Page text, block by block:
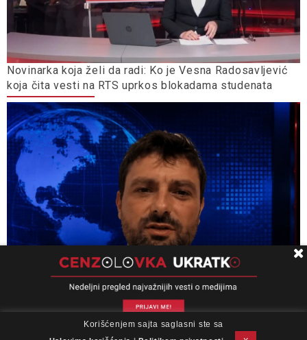
Novinarka koja želi da radi: Ko je Vesna Radosavljević
koja čita vesti na RTS uprkos blokadama studenata
Miloš Medenica: Uputstvo za upotrebu
Impresum Podrška Kontakt
Newsletter
Korišćenjem sajta saglasni ste sa